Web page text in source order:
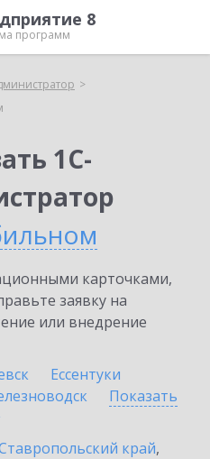
8
программ
1С-
карточками,
заявку на
или внедрение
Ессентуки
Показать
край,